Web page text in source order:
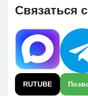
Связаться
RUTUBE